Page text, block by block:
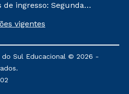
ingresso: Segunda
de matrícula será de R$
aos cursos: Ensino
a Docência e Metodologia
Atuais.
vigentes
do Sul Educacional © 2026 -